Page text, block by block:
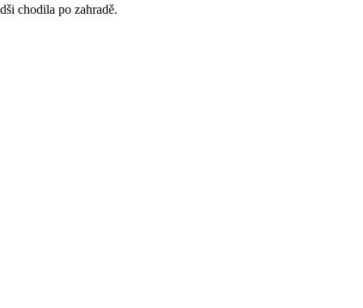
chodila po zahradě.